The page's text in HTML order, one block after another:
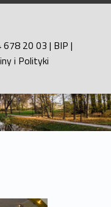
678 20 03 | BIP |
i Polityki